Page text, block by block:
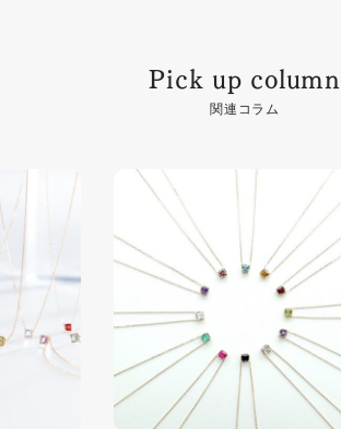
Pick up column
関連コラム